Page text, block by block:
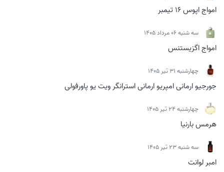
امواج اپوس 16 تیمبر
سه شنبه 06 مرداد 1405
امواج اگزیستنس
چهارشنبه 31 تیر 1405
جورجیو ارمانی امپریو ارمانی استرانگر ویت یو پاورفولی
چهارشنبه 24 تیر 1405
هرمس بارنیا
سه شنبه 23 تیر 1405
امبر لوانت